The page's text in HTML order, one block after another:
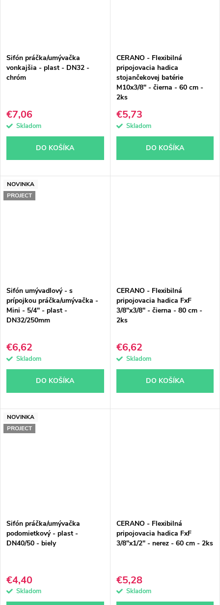
Sifón práčka/umývačka
vonkajšia - plast - DN32 -
chróm
€7,06
Skladom
DO KOŠÍKA
CERANO - Flexibilná
pripojovacia hadica
stojančekovej batérie
M10x3/8" - čierna - 60 cm -
2ks
€5,73
Skladom
DO KOŠÍKA
NOVINKA
PROJECT
Sifón umývadlový - s
prípojkou práčka/umývačka -
Mini - 5/4" - plast -
DN32/250mm
€6,62
Skladom
DO KOŠÍKA
CERANO - Flexibilná
pripojovacia hadica FxF
3/8"x3/8" - čierna - 80 cm -
2ks
€6,62
Skladom
DO KOŠÍKA
NOVINKA
PROJECT
Sifón práčka/umývačka
podomietkový - plast -
DN40/50 - biely
€4,40
Skladom
CERANO - Flexibilná
pripojovacia hadica FxF
3/8"x1/2" - nerez - 60 cm - 2ks
€5,28
Skladom